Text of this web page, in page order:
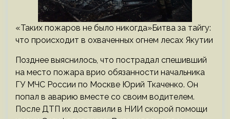
«Таких пожаров не было никогда»Битва за тайгу:
что происходит в охваченных огнем лесах Якутии
Позднее выяснилось, что пострадал спешивший
на место пожара врио обязанности начальника
ГУ МЧС России по Москве Юрий Ткаченко. Он
попал в аварию вместе со своим водителем.
После ДТП их доставили в НИИ скорой помощи